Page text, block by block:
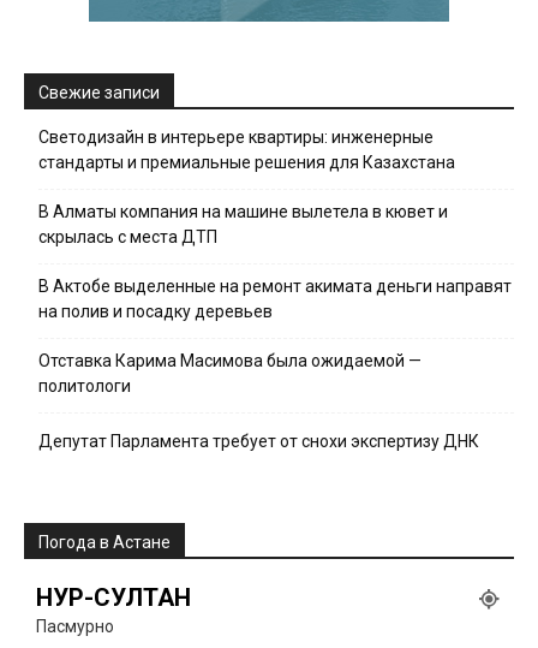
Свежие записи
Светодизайн в интерьере квартиры: инженерные
стандарты и премиальные решения для Казахстана
В Алматы компания на машине вылетела в кювет и
скрылась с места ДТП
В Актобе выделенные на ремонт акимата деньги направят
на полив и посадку деревьев
Отставка Карима Масимова была ожидаемой —
политологи
Депутат Парламента требует от снохи экспертизу ДНК
Погода в Астане
НУР-СУЛТАН
Пасмурно